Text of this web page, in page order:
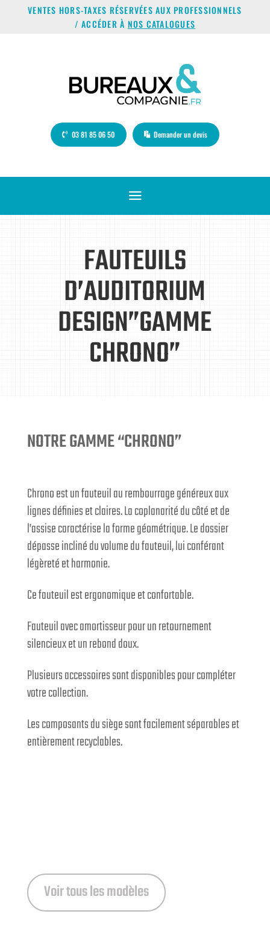
VENTES HORS-TAXES RÉSERVÉES AUX PROFESSIONNELS
/ ACCÉDER À NOS CATALOGUES
03 81 85 06 50 Demander un devis
a
FAUTEUILS
D’AUDITORIUM
DESIGN”GAMME
CHRONO”
NOTRE GAMME “CHRONO”
Chrono est un fauteuil au rembourrage généreux aux
lignes définies et claires.La coplanarité du côté et de
l’assise caractérise la forme géométrique.Le dossier
dépasse incliné du volume du fauteuil, lui conférant
légèreté et harmonie.
Ce fauteuil est ergonomique et confortable.
Fauteuil avec amortisseur pour un retournement
silencieux et un rebond doux.
Plusieurs accessoires sont disponibles pour compléter
votre collection.
Les composants du siège sont facilement séparables et
entièrement recyclables.
Voir tous les modèles